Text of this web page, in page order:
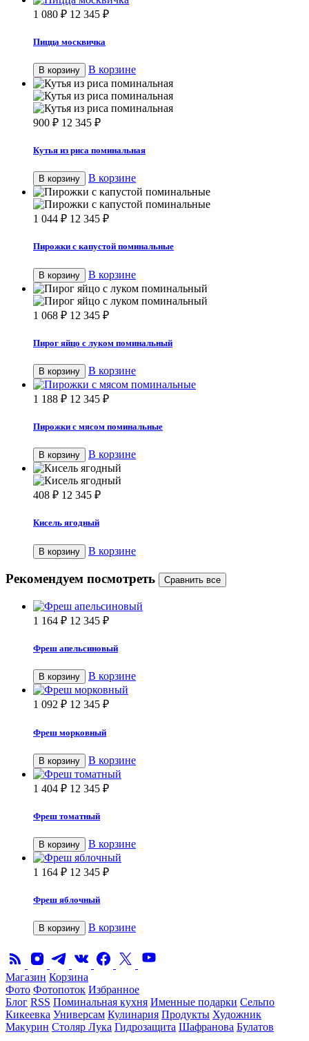
1 080 ₽ 12 345 ₽
Пицца москвичка
В корзину В корзине
900 ₽ 12 345 ₽
Кутья из риса поминальная
В корзину В корзине
1 044 ₽ 12 345 ₽
Пирожки с капустой поминальные
В корзину В корзине
1 068 ₽ 12 345 ₽
Пирог яйцо с луком поминальный
В корзину В корзине
1 188 ₽ 12 345 ₽
Пирожки с мясом поминальные
В корзину В корзине
408 ₽ 12 345 ₽
Кисель ягодный
В корзину В корзине
Рекомендуем посмотреть
1 164 ₽ 12 345 ₽
Фреш апельсиновый
В корзину В корзине
1 092 ₽ 12 345 ₽
Фреш морковный
В корзину В корзине
1 404 ₽ 12 345 ₽
Фреш томатный
В корзину В корзине
1 164 ₽ 12 345 ₽
Фреш яблочный
В корзину В корзине
Магазин Корзина
Фото Фотопоток Избранное
Блог RSS Поминальная кухня Именные подарки Сельпо
Кикеевка Универсам Кулинария Продукты Художник
Макурин Столяр Лука Гидрозащита Шафранова Булатов